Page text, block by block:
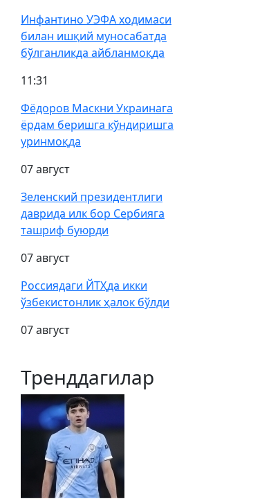
Инфантино УЭФА ходимаси
билан ишқий муносабатда
бўлганликда айбланмоқда
11:31
Фёдоров Маскни Украинага
ёрдам беришга кўндиришга
уринмоқда
07 август
Зеленский президентлиги
даврида илк бор Сербияга
ташриф буюрди
07 август
Россиядаги ЙТҲда икки
ўзбекистонлик ҳалок бўлди
07 август
Тренддагилар